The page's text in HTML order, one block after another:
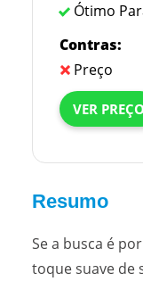
Ótimo
Contras:
Preço
VER PREÇO
Resumo
Se a busca é
toque suave de